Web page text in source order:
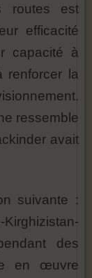
routes est
efficacité
capacité à
renforcer la
ressemble
avait
suivante :
des
en œuvre